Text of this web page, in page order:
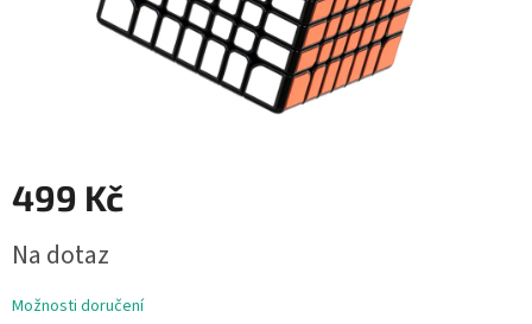
499 Kč
cena:
Na dotaz
Možnosti doručení